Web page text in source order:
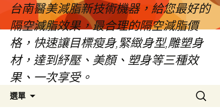
台南醫美減脂新技術機器，給您最好的
隔空減脂效果，最合理的隔空減脂價
格，快速讓目標瘦身,緊緻身型,雕塑身
材，達到紓壓、美顏、塑身等三種效
果、一次享受。
選單
搜
尋